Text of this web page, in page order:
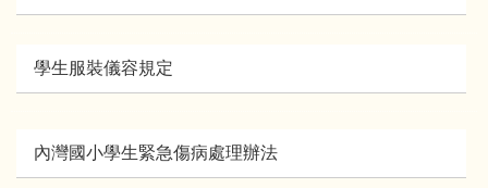
學生服裝儀容規定
內灣國小學生緊急傷病處理辦法